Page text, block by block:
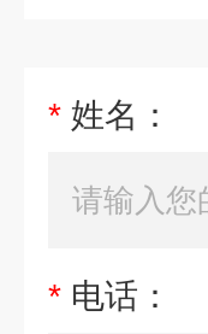
* 姓名：
* 电话：